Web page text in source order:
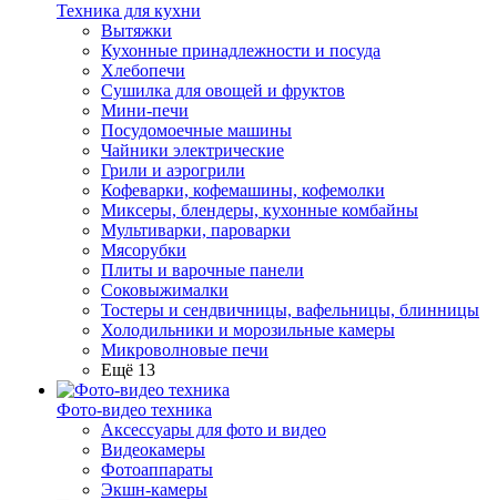
Техника для кухни
Вытяжки
Кухонные принадлежности и посуда
Хлебопечи
Сушилка для овощей и фруктов
Мини-печи
Посудомоечные машины
Чайники электрические
Грили и аэрогрили
Кофеварки, кофемашины, кофемолки
Миксеры, блендеры, кухонные комбайны
Мультиварки, пароварки
Мясорубки
Плиты и варочные панели
Соковыжималки
Тостеры и сендвичницы, вафельницы, блинницы
Холодильники и морозильные камеры
Микроволновые печи
Ещё 13
Фото-видео техника
Аксессуары для фото и видео
Видеокамеры
Фотоаппараты
Экшн-камеры